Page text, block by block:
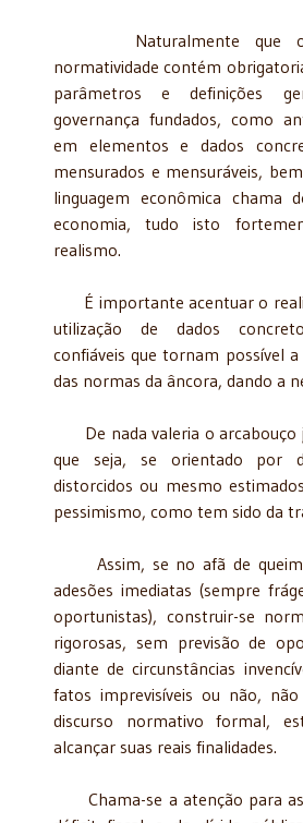
Naturalmente que o
normatividade contém
parâmetros e definições
governança fundados, como
em elementos e dados
mensurados e mensuráveis,
linguagem econômica chama
economia, tudo isto
realismo.
É importante acentuar o
utilização de dados
confiáveis que tornam possível a
das normas da âncora, dando a
De nada valeria o arcabouço
que seja, se orientado por
distorcidos ou mesmo
pessimismo, como tem sido da
Assim, se no afã de
adesões imediatas (sempre
oportunistas), construir-se
rigorosas, sem previsão de
diante de circunstâncias
fatos imprevisíveis ou não,
discurso normativo formal,
alcançar suas reais finalidades.
Chama-se a atenção para as